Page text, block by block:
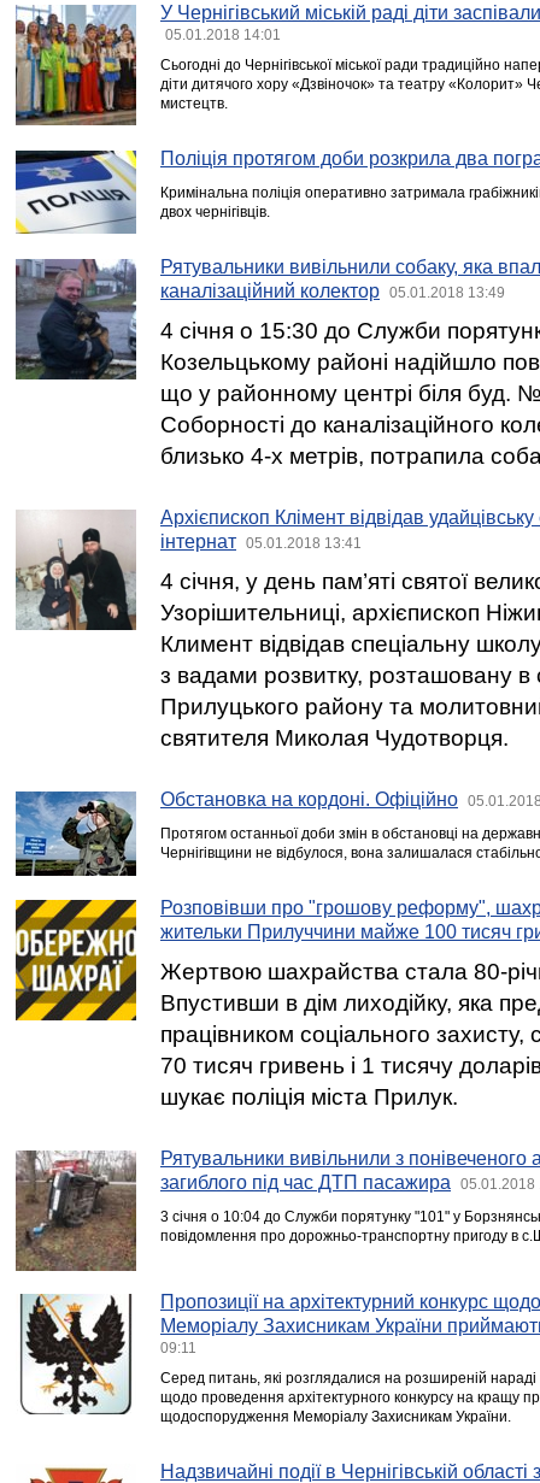
У Чернігівський міській раді діти
05.01.2018 14:01
Сьогодні до Чернігівської міської ради традиційно
діти дитячого хору «Дзвіночок» та театру «Колорит»
мистецтв.
Поліція протягом доби розкрила два
Кримінальна поліція оперативно затримала
двох чернігівців.
Рятувальники вивільнили собаку, яка
каналізаційний колектор
05.01.2018 13:49
4 січня о 15:30 до Служби
Козельцькому районі надійшло
що у районному центрі біля буд.
Соборності до каналізаційного
близько 4-х метрів, потрапила
Архієпископ Клімент відвідав
інтернат
05.01.2018 13:41
4 січня, у день пам’яті святої
Узорішительниці, архієпископ
Климент відвідав спеціальну
з вадами розвитку, розташовану в
Прилуцького району та
святителя Миколая Чудотворця.
Обстановка на кордоні. Офіційно
Протягом останньої доби змін в обстановці на
Чернігівщини не відбулося, вона залишалася
Розповівши про "грошову реформу",
жительки Прилуччини майже 100 тисяч
Жертвою шахрайства стала 80-
Впустивши в дім лиходійку, яка
працівником соціального захисту,
70 тисяч гривень і 1 тисячу
шукає поліція міста Прилук.
Рятувальники вивільнили з понівеченого
загиблого під час ДТП пасажира
05.01.2018
3 січня о 10:04 до Служби порятунку "101" у
повідомлення про дорожньо-транспортну пригоду в
Пропозиції на архітектурний конкурс
Меморіалу Захисникам України
09:11
Серед питань, які розглядалися на розширеній нараді
щодо проведення архітектурного конкурсу на кращу
щодоспорудження Меморіалу Захисникам України.
Надзвичайні події в Чернігівській